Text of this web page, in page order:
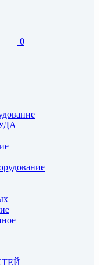
0